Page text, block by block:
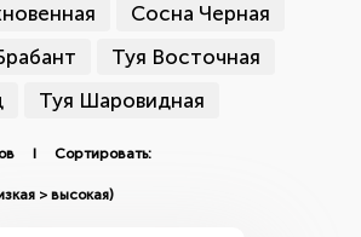
Сосна Черная
Туя Восточная
Туя Шаровидная
I Сортировать: